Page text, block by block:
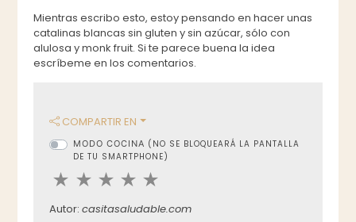
Mientras escribo esto, estoy pensando en hacer unas
catalinas blancas sin gluten y sin azúcar, sólo con
alulosa y monk fruit. Si te parece buena la idea
escríbeme en los comentarios.
COMPARTIR EN
MODO COCINA (NO SE BLOQUEARÁ LA PANTALLA
DE TU SMARTPHONE)
Autor:casitasaludable.com